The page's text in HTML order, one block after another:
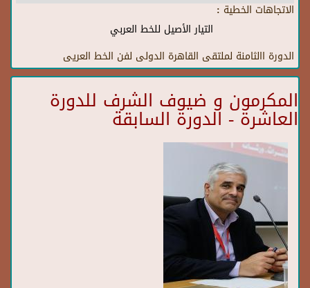
الاتجاهات الخطية :
التيار الأصيل للخط العربي
الدورة االثامنة لملتقى القاهرة الدولى لفن الخط العريى
المكرمون و ضيوف الشرف للدورة
العاشرة - الدورة السابقة